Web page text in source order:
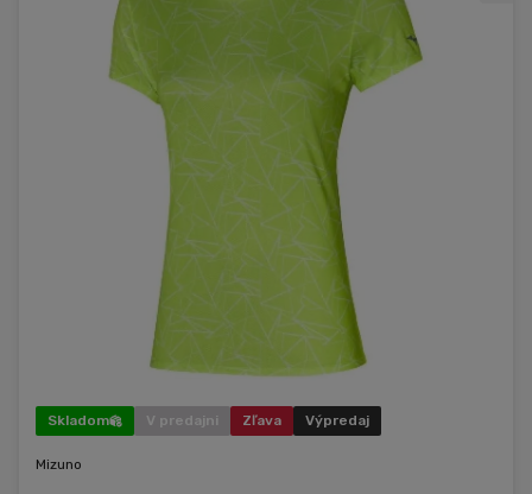
Skladom V predajni Zľava Výpredaj
Mizuno